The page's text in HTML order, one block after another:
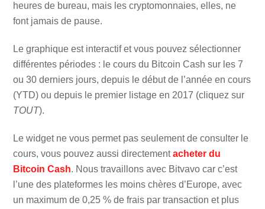
heures de bureau, mais les cryptomonnaies, elles, ne
font jamais de pause.
Le graphique est interactif et vous pouvez sélectionner
différentes périodes : le cours du Bitcoin Cash sur les 7
ou 30 derniers jours, depuis le début de l’année en cours
(YTD) ou depuis le premier listage en 2017 (cliquez sur
TOUT).
Le widget ne vous permet pas seulement de consulter le
cours, vous pouvez aussi directementacheter du
Bitcoin Cash. Nous travaillons avec Bitvavo car c’est
l’une des plateformes les moins chères d’Europe, avec
un maximum de 0,25 % de frais par transaction et plus